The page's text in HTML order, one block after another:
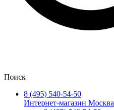
Поиск
8 (495) 540-54-50
Интернет-магазин Москва